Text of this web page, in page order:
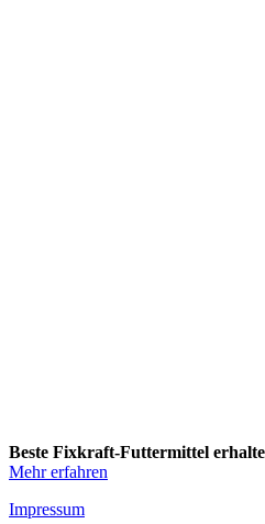
Beste Fixkraft-Futtermittel
Mehr erfahren
Impressum